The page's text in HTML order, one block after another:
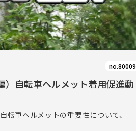
no.80009
）自転車ヘルメット着用促進動
車ヘルメットの重要性について、